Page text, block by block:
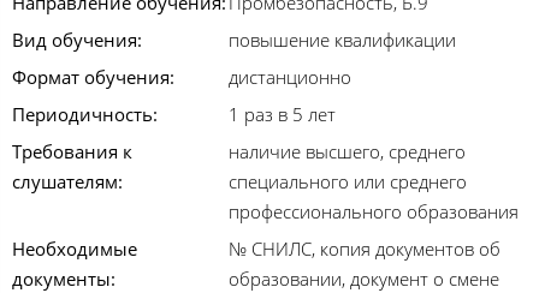
Вид обучения:
повышение квалификации
Формат обучения:
дистанционно
Периодичность:
1 раз в 5 лет
Требования к
слушателям:
наличие высшего, среднего
специального или среднего
профессионального образования
Необходимые
документы:
№ СНИЛС, копия документов об
образовании, документ о смене